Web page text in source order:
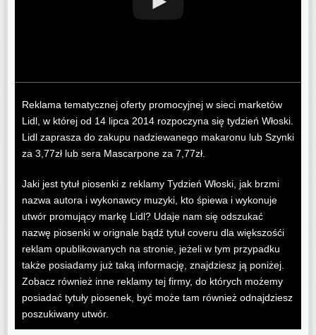
Reklama tematycznej oferty promocyjnej w sieci marketów
Lidl, w której od 14 lipca 2014 rozpoczyna się tydzień Włoski.
Lidl zaprasza do zakupu nadziewanego makaronu lub Szynki
za 3,77zł lub sera Mascarpone za 7,77zł.
Jaki jest tytuł piosenki z reklamy Tydzień Włoski, jak brzmi
nazwa autora i wykonawcy muzyki, kto śpiewa i wykonuje
utwór promujący markę Lidl? Udaje nam się odszukać
nazwę piosenki w orignale bądź tytuł coveru dla większośći
reklam opublikowanych na stronie, jeżeli w tym przypadku
także posiadamy już taką informację, znajdziesz ją poniżej.
Zobacz również inne reklamy tej firmy, do których możemy
posiadać tytuły piosenek, być może tam również odnajdziesz
poszukiwany utwór.